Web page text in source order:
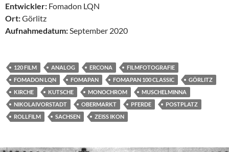
Entwickler: Fomadon LQN
Ort:Görlitz
Aufnahmedatum:September 2020
120 FILM ANALOG ERCONA
FILMFOTOGRAFIE
FOMADON LQN
FOMAPAN FOMAPAN 100 CLASSIC
GÖRLITZ
KIRCHE
KUTSCHE MONOCHROM
MUSCHELMINNA
NIKOLAIVORSTADT
OBERMARKT PFERDE
POSTPLATZ
ROLLFILM
SACHSEN ZEISS IKON